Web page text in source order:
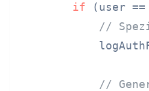
if (user ==
//
//